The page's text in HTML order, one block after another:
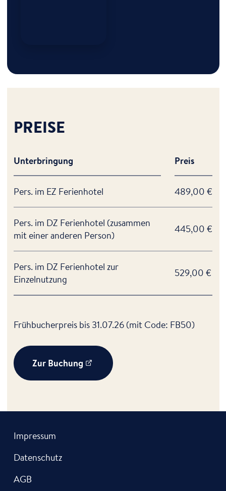
PREISE
Unterbringung Preis
Pers. im EZ Ferienhotel 489,00 €
Pers. im DZ Ferienhotel (zusammen
mit einer anderen Person)
445,00 €
Pers. im DZ Ferienhotel zur
Einzelnutzung
529,00 €
Frühbucherpreis bis 31.07.26 (mit Code: FB50)
Zur Buchung
Impressum
Datenschutz
AGB